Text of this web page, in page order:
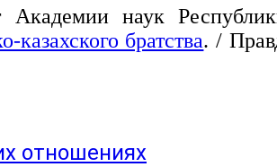
наук
казахского братства. /
отношениях